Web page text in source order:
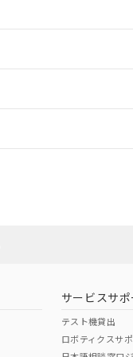
サービスサポ
テスト機貸出
ロボティクスサ